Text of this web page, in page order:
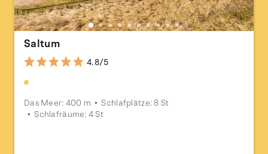
Saltum
4.8/5
Das Meer: 400 m
Schlafplätze: 8 St
Schlafräume: 4 St